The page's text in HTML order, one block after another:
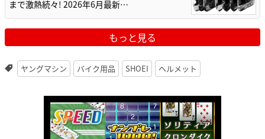
まで激熱続々! 2026年6月最新…
もっと見る
ヤングマシン バイク用品 SHOEI ヘルメット